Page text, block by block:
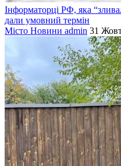
Інформаторці РФ, яка
дали умовний термін
Місто Новини admin 31